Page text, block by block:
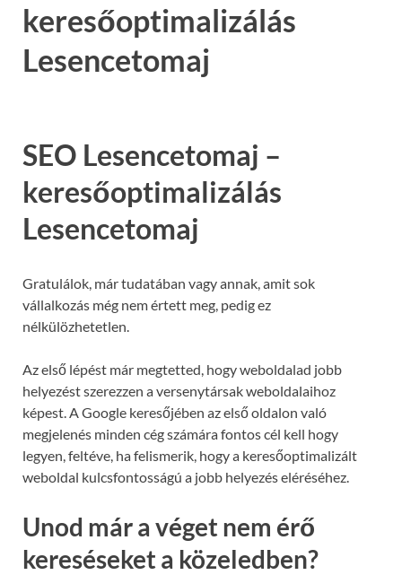
keresőoptimalizálás
Lesencetomaj
SEO Lesencetomaj –
keresőoptimalizálás
Lesencetomaj
Gratulálok, már tudatában vagy annak, amit sok
vállalkozás még nem értett meg, pedig ez
nélkülözhetetlen.
Az első lépést már megtetted, hogy weboldalad jobb
helyezést szerezzen a versenytársak weboldalaihoz
képest. A Google keresőjében az első oldalon való
megjelenés minden cég számára fontos cél kell hogy
legyen, feltéve, ha felismerik, hogy a keresőoptimalizált
weboldal kulcsfontosságú a jobb helyezés eléréséhez.
Unod már a véget nem érő
kereséseket a közeledben?